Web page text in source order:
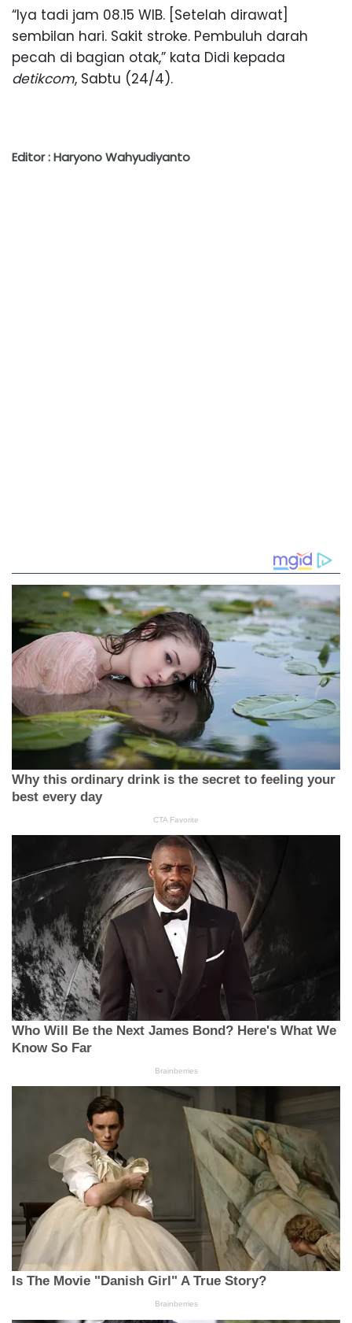
“Iya tadi jam 08.15 WIB. [Setelah dirawat]
sembilan hari. Sakit stroke. Pembuluh darah
pecah di bagian otak,” kata Didi kepada
detikcom, Sabtu (24/4).
Editor : Haryono Wahyudiyanto